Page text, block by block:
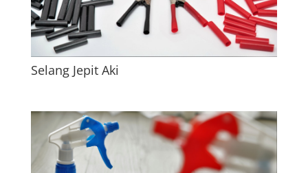
Selang Jepit Aki